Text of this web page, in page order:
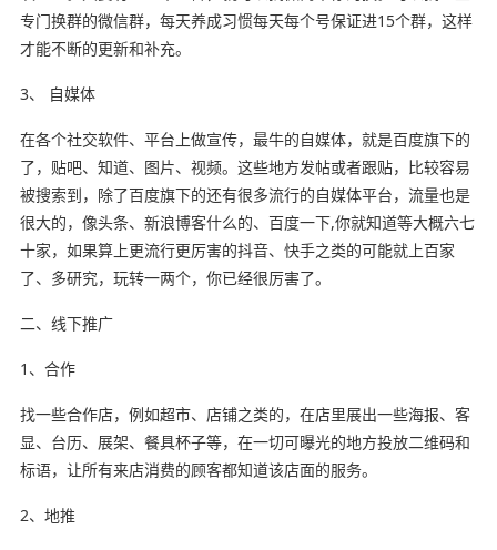
专门换群的微信群，每天养成习惯每天每个号保证进15个群，这样
才能不断的更新和补充。
3、 自媒体
在各个社交软件、平台上做宣传，最牛的自媒体，就是百度旗下的
了，贴吧、知道、图片、视频。这些地方发帖或者跟贴，比较容易
被搜索到，除了百度旗下的还有很多流行的自媒体平台，流量也是
很大的，像头条、新浪博客什么的、百度一下,你就知道等大概六七
十家，如果算上更流行更厉害的抖音、快手之类的可能就上百家
了、多研究，玩转一两个，你已经很厉害了。
二、线下推广
1、合作
找一些合作店，例如超市、店铺之类的，在店里展出一些海报、客
显、台历、展架、餐具杯子等，在一切可曝光的地方投放二维码和
标语，让所有来店消费的顾客都知道该店面的服务。
2、地推